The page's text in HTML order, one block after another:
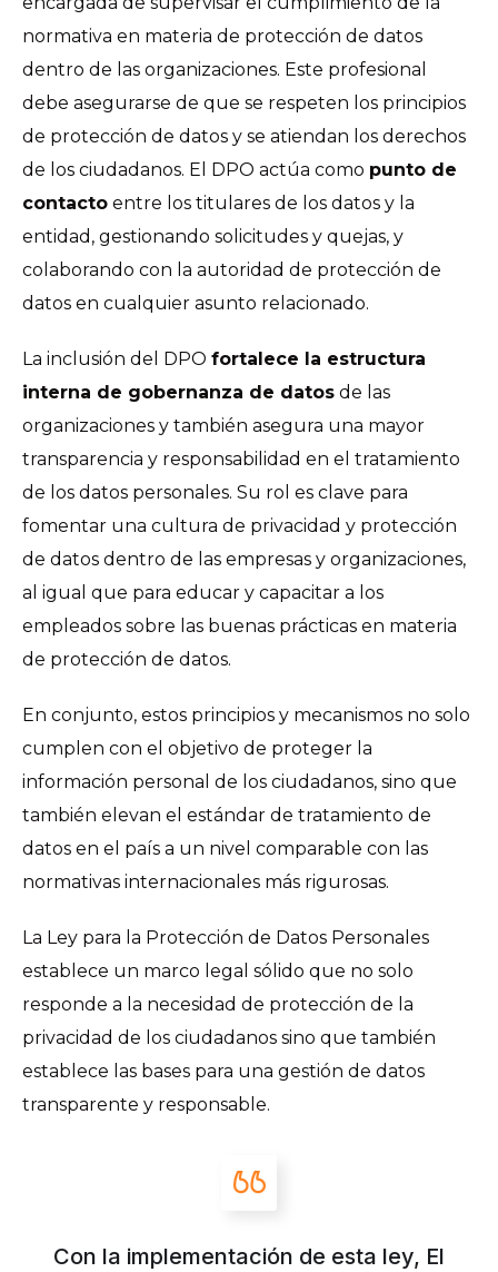
normativa en materia de protección de datos
dentro de las organizaciones. Este profesional
debe asegurarse de que se respeten los principios
de protección de datos y se atiendan los derechos
de los ciudadanos. El DPO actúa como punto de
contacto entre los titulares de los datos y la
entidad, gestionando solicitudes y quejas, y
colaborando con la autoridad de protección de
datos en cualquier asunto relacionado.
La inclusión del DPO fortalece la estructura
interna de gobernanza de datos de las
organizaciones y también asegura una mayor
transparencia y responsabilidad en el tratamiento
de los datos personales. Su rol es clave para
fomentar una cultura de privacidad y protección
de datos dentro de las empresas y organizaciones,
al igual que para educar y capacitar a los
empleados sobre las buenas prácticas en materia
de protección de datos.
En conjunto, estos principios y mecanismos no solo
cumplen con el objetivo de proteger la
información personal de los ciudadanos, sino que
también elevan el estándar de tratamiento de
datos en el país a un nivel comparable con las
normativas internacionales más rigurosas.
La Ley para la Protección de Datos Personales
establece un marco legal sólido que no solo
responde a la necesidad de protección de la
privacidad de los ciudadanos sino que también
establece las bases para una gestión de datos
transparente y responsable.
Con la implementación de esta ley, El